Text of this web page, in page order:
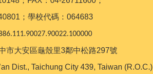
；學校代碼：064683
市大安區龜殼里3鄰中松路297號
Dist., Taichung City 439, Taiwan (R.O.C.)